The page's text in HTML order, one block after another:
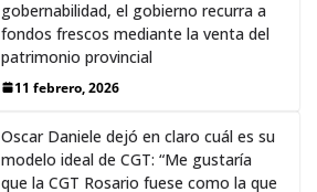
gobernabilidad, el gobierno recurra a
fondos frescos mediante la venta del
patrimonio provincial
11 febrero, 2026
Oscar Daniele dejó en claro cuál es su
modelo ideal de CGT: “Me gustaría
que la CGT Rosario fuese como la que